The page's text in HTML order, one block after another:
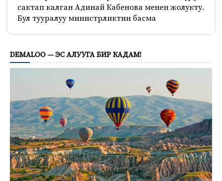
сактап калган Адинай Кабенова менен жолукту.
Бул тууралуу министрликтин басма
DEMALOO — ЭС АЛУУГА БИР КАДАМ!